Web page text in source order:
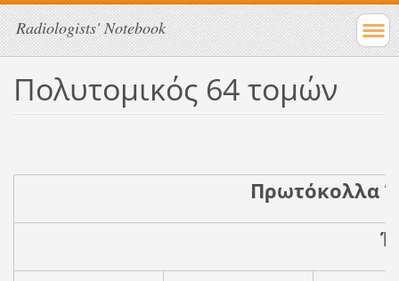
Radiologists' Notebook
Πολυτομικός 64 τομών
Πρωτόκολλα